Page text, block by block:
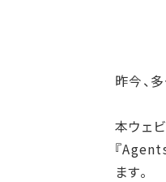
昨今、
本ウェ
『
ます。